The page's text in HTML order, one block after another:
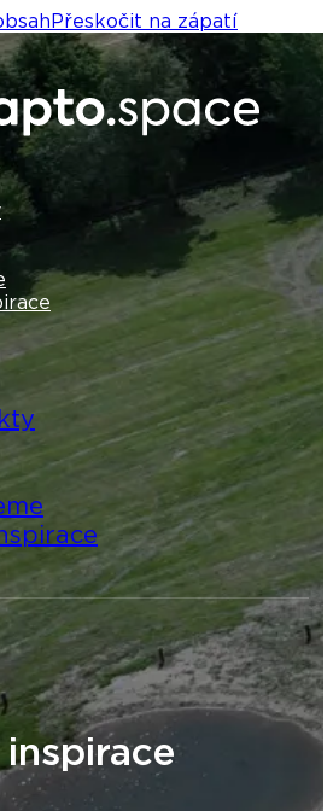
Přeskočit na zápatí